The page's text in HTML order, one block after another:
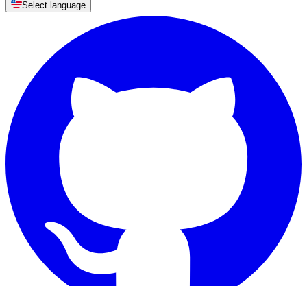
Select language